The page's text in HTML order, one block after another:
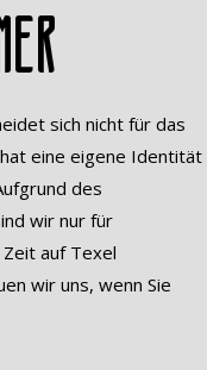
sich nicht für das
eine eigene Identität
des
wir nur für
Zeit auf Texel
wir uns, wenn Sie